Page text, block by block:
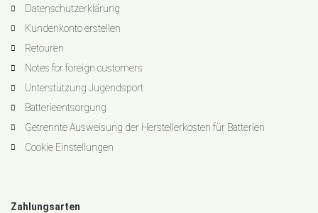
Datenschutzerklärung
Kundenkonto erstellen
Retouren
Notes for foreign customers
Unterstützung Jugendsport
Batterieentsorgung
Getrennte Ausweisung der Herstellerkosten für Batterien
Cookie Einstellungen
Zahlungsarten